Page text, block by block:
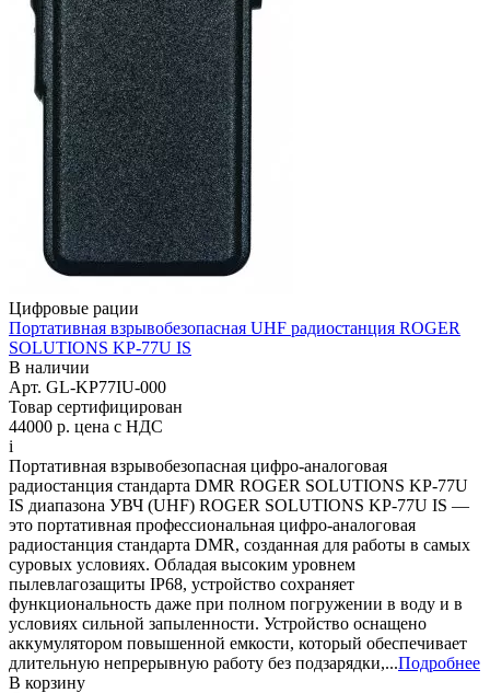
Цифровые рации
Портативная взрывобезопасная UHF радиостанция ROGER
SOLUTIONS KP-77U IS
В наличии
Арт. GL-KP77IU-000
Товар сертифицирован
44000 р. цена с НДС
i
Портативная взрывобезопасная цифро-аналоговая
радиостанция стандарта DMR ROGER SOLUTIONS KP-77U
IS диапазона УВЧ (UHF) ROGER SOLUTIONS KP-77U IS —
это портативная профессиональная цифро-аналоговая
радиостанция стандарта DMR, созданная для работы в самых
суровых условиях. Обладая высоким уровнем
пылевлагозащиты IP68, устройство сохраняет
функциональность даже при полном погружении в воду и в
условиях сильной запыленности. Устройство оснащено
аккумулятором повышенной емкости, который обеспечивает
длительную непрерывную работу без подзарядки,...Подробнее
В корзину